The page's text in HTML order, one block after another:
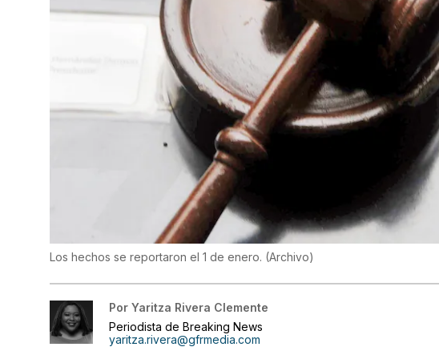
Los hechos se reportaron el 1 de enero. (Archivo)
Por Yaritza Rivera Clemente
Periodista de Breaking News
yaritza.rivera@gfrmedia.com